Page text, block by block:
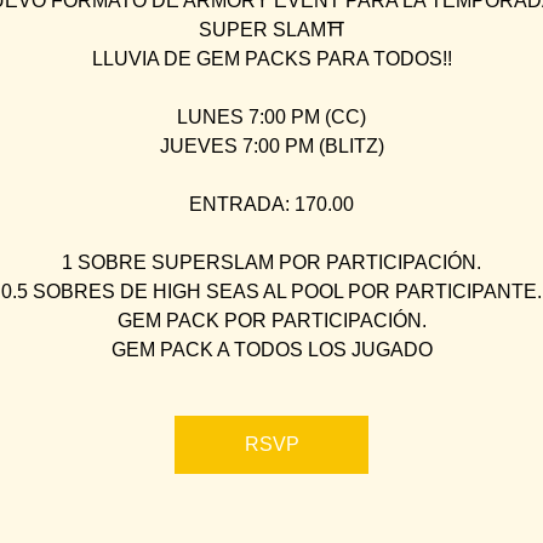
SUPER SLAM⛩
LLUVIA DE GEM PACKS PARA TODOS!!
LUNES 7:00 PM (CC)
JUEVES 7:00 PM (BLITZ)
ENTRADA: 170.00
1 SOBRE SUPERSLAM POR PARTICIPACIÓN.
0.5 SOBRES DE HIGH SEAS AL POOL POR PARTICIPANTE.
GEM PACK POR PARTICIPACIÓN.
GEM PACK A TODOS LOS JUGADO
RSVP